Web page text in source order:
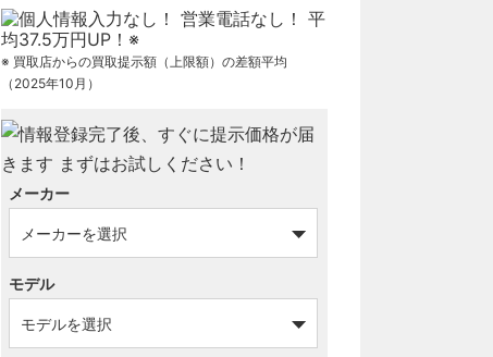
※ 買取店からの買取提示額（上限額）の差額平均
（2025年10月）
メーカー
モデル